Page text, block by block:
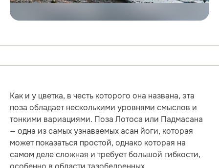
Как и у цветка, в честь которого она названа, эта
поза обладает несколькими уровнями смыслов и
тонкими вариациями. Поза Лотоса или Падмасана
— одна из самых узнаваемых асан йоги, которая
может показаться простой, однако которая на
самом деле сложная и требует большой гибкости,